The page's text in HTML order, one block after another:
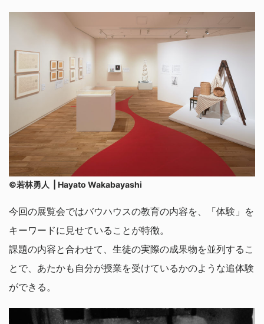
©若林勇人 | Hayato Wakabayashi
今回の展覧会ではバウハウスの教育の内容を、「体験」を
キーワードに見せていることが特徴。
課題の内容と合わせて、生徒の実際の成果物を並列するこ
とで、あたかも自分が授業を受けているかのような追体験
ができる。